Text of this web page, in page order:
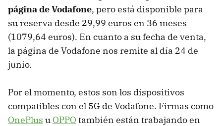
página de Vodafone, pero está disponible para
su reserva desde 29,99 euros en 36 meses
(1079,64 euros). En cuanto a su fecha de venta,
la página de Vodafone nos remite al día 24 de
junio.
Por el momento, estos son los dispositivos
compatibles con el 5G de Vodafone. Firmas como
OnePlus u OPPO también están trabajando en